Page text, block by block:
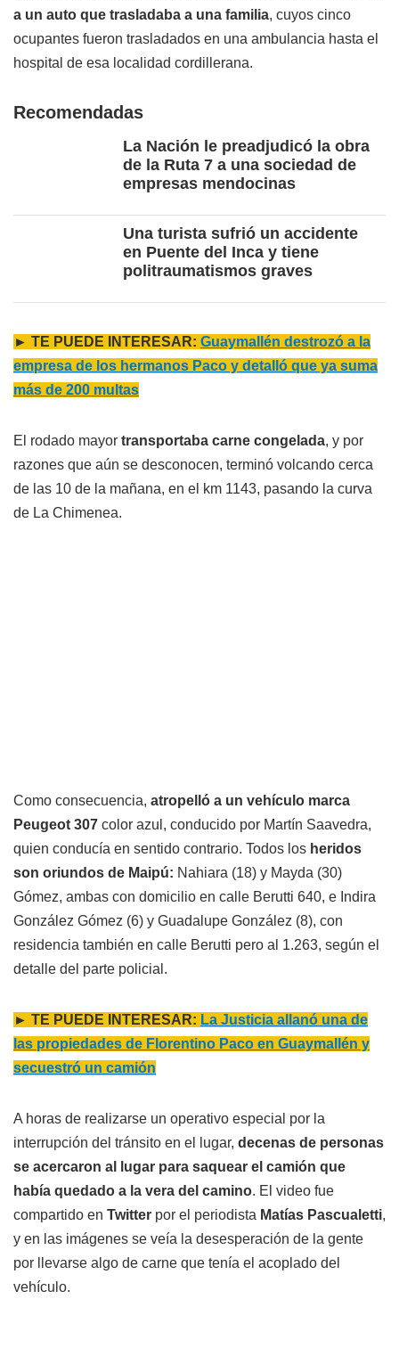
a un auto que trasladaba a una familia, cuyos cinco
ocupantes fueron trasladados en una ambulancia hasta el
hospital de esa localidad cordillerana.
Recomendadas
La Nación le preadjudicó la obra
de la Ruta 7 a una sociedad de
empresas mendocinas
Una turista sufrió un accidente
en Puente del Inca y tiene
politraumatismos graves
► TE PUEDE INTERESAR: Guaymallén destrozó a la
empresa de los hermanos Paco y detalló que ya suma
más de 200 multas
El rodado mayor transportaba carne congelada, y por
razones que aún se desconocen, terminó volcando cerca
de las 10 de la mañana, en el km 1143, pasando la curva
de La Chimenea.
Como consecuencia, atropelló a un vehículo marca
Peugeot 307 color azul, conducido por Martín Saavedra,
quien conducía en sentido contrario. Todos los heridos
son oriundos de Maipú: Nahiara (18) y Mayda (30)
Gómez, ambas con domicilio en calle Berutti 640, e Indira
González Gómez (6) y Guadalupe González (8), con
residencia también en calle Berutti pero al 1.263, según el
detalle del parte policial.
► TE PUEDE INTERESAR: La Justicia allanó una de
las propiedades de Florentino Paco en Guaymallén y
secuestró un camión
A horas de realizarse un operativo especial por la
interrupción del tránsito en el lugar, decenas de personas
se acercaron al lugar para saquear el camión que
había quedado a la vera del camino. El video fue
compartido en Twitter por el periodista Matías Pascualetti,
y en las imágenes se veía la desesperación de la gente
por llevarse algo de carne que tenía el acoplado del
vehículo.